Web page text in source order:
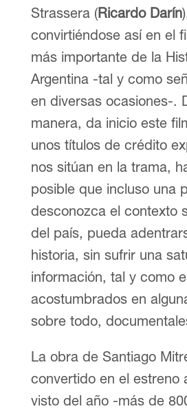
Strassera (Ricardo Darín
convirtiéndose así en el
más importante de la
Argentina -tal y como
en diversas ocasiones-.
manera, da inicio este
unos títulos de crédito
nos sitúan en la trama,
posible que incluso una
desconozca el contexto
del país, pueda
historia, sin sufrir una
información, tal y como
acostumbrados en
sobre todo,
La obra de Santiago
convertido en el estreno
visto del año -más de